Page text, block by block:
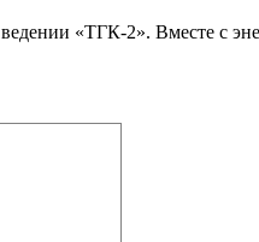
ведении «ТГК-2». Вместе с